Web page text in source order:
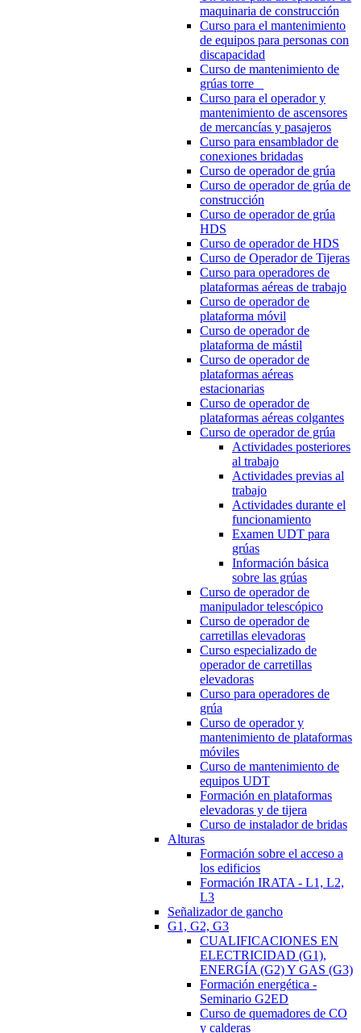
maquinaria de construcción
Curso para el mantenimiento
de equipos para personas con
discapacidad
Curso de mantenimiento de
grúas torre
Curso para el operador y
mantenimiento de ascensores
de mercancías y pasajeros
Curso para ensamblador de
conexiones bridadas
Curso de operador de grúa
Curso de operador de grúa de
construcción
Curso de operador de grúa
HDS
Curso de operador de HDS
Curso de Operador de Tijeras
Curso para operadores de
plataformas aéreas de trabajo
Curso de operador de
plataforma móvil
Curso de operador de
plataforma de mástil
Curso de operador de
plataformas aéreas
estacionarias
Curso de operador de
plataformas aéreas colgantes
Curso de operador de grúa
Actividades posteriores
al trabajo
Actividades previas al
trabajo
Actividades durante el
funcionamiento
Examen UDT para
grúas
Información básica
sobre las grúas
Curso de operador de
manipulador telescópico
Curso de operador de
carretillas elevadoras
Curso especializado de
operador de carretillas
elevadoras
Curso para operadores de
grúa
Curso de operador y
mantenimiento de plataformas
móviles
Curso de mantenimiento de
equipos UDT
Formación en plataformas
elevadoras y de tijera
Curso de instalador de bridas
Alturas
Formación sobre el acceso a
los edificios
Formación IRATA - L1, L2,
L3
Señalizador de gancho
G1, G2, G3
CUALIFICACIONES EN
ELECTRICIDAD (G1),
ENERGÍA (G2) Y GAS (G3)
Formación energética -
Seminario G2ED
Curso de quemadores de CO
y calderas